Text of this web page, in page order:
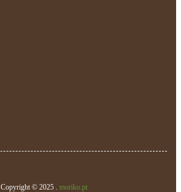
Copyright © 2025 . moriko.pt